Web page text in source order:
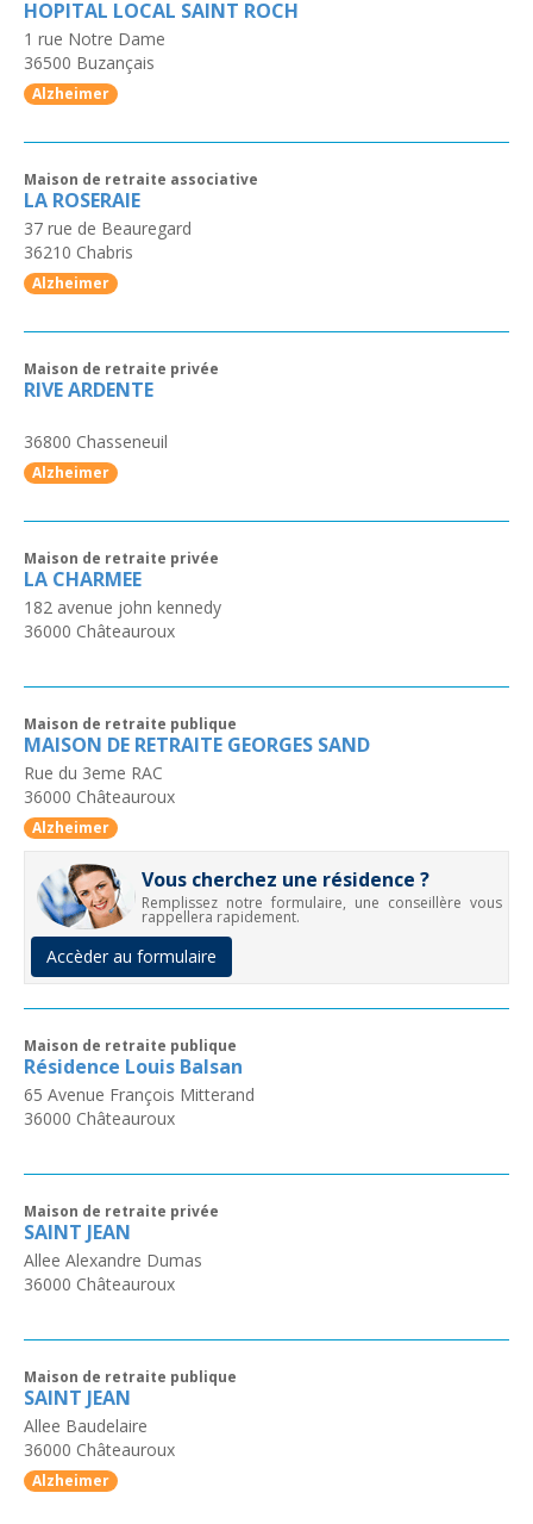
HOPITAL LOCAL SAINT ROCH
1 rue Notre Dame
36500 Buzançais
Alzheimer
Maison de retraite associative
LA ROSERAIE
37 rue de Beauregard
36210 Chabris
Alzheimer
Maison de retraite privée
RIVE ARDENTE
36800 Chasseneuil
Alzheimer
Maison de retraite privée
LA CHARMEE
182 avenue john kennedy
36000 Châteauroux
Maison de retraite publique
MAISON DE RETRAITE GEORGES SAND
Rue du 3eme RAC
36000 Châteauroux
Alzheimer
Vous cherchez une résidence ?
Remplissez notre formulaire, une conseillère vous
rappellera rapidement.
Accèder au formulaire
Maison de retraite publique
Résidence Louis Balsan
65 Avenue François Mitterand
36000 Châteauroux
Maison de retraite privée
SAINT JEAN
Allee Alexandre Dumas
36000 Châteauroux
Maison de retraite publique
SAINT JEAN
Allee Baudelaire
36000 Châteauroux
Alzheimer